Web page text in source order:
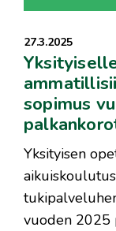
27.3.2025
sopimus
Yksityisen
vuoden 2025